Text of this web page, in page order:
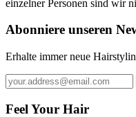
einzelner Personen sind wir
Abonniere unseren
Erhalte immer neue
Feel Your Hair